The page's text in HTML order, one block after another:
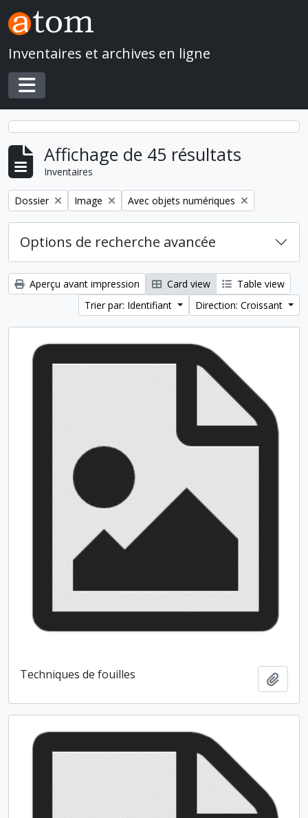
Skip to main content
Inventaires et archives en ligne
Toggle navigation
Affichage de 45 résultats
Inventaires
Remove filter:
Dossier Remove filter:
Image Remove filter:
Avec objets numériques
Options de recherche avancée
Aperçu avant impression Card view
Table view
Trier par: Identifiant
Direction: Croissant
Techniques de fouilles